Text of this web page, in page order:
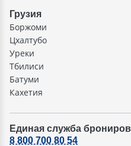
Грузия
Боржоми
Цхалтубо
Уреки
Тбилиси
Батуми
Кахетия
Единая служба
8 800 700 80 54